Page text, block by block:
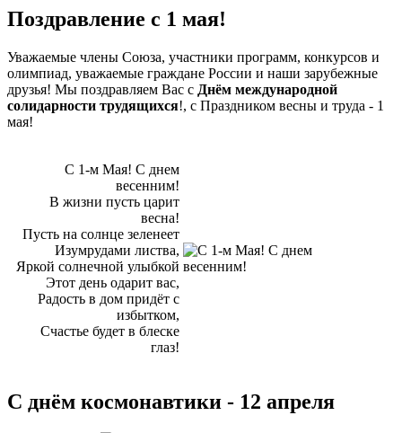
Поздравление с 1 мая!
Уважаемые члены Союза, участники программ, конкурсов и
олимпиад, уважаемые граждане России и наши зарубежные
друзья! Мы поздравляем Вас с Днём международной
солидарности трудящихся!, с Праздником весны и труда - 1
мая!
С 1-м Мая! С днем
весенним!
В жизни пусть царит
весна!
Пусть на солнце зеленеет
Изумрудами листва,
Яркой солнечной улыбкой
Этот день одарит вас,
Радость в дом придёт с
избытком,
Счастье будет в блеске
глаз!
С днём космонавтики - 12 апреля